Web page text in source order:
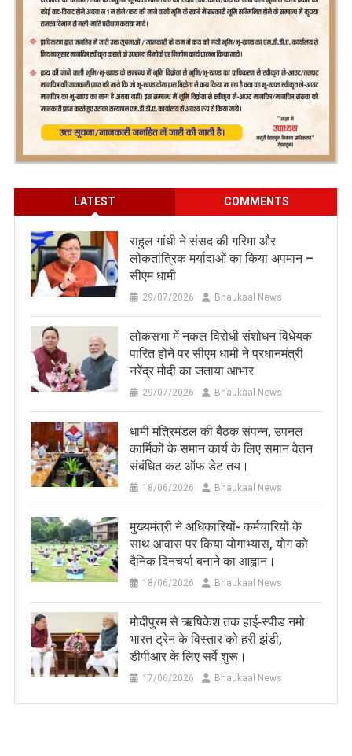
LATEST COMMENTS
राहुल गांधी ने संसद की गरिमा और
लोकतांत्रिक मर्यादाओं का किया अपमान –
सीएम धामी
29/07/2026 Bhaukaal News
लोकसभा में नकल विरोधी संशोधन विधेयक
पारित होने पर सीएम धामी ने प्रधानमंत्री
नरेंद्र मोदी का जताया आभार
29/07/2026 Bhaukaal News
धामी मंत्रिमंडल की बैठक संपन्न, उपनल
कार्मिकों के समान कार्य के लिए समान वेतन
संबंधित कट ऑफ डेट तय।
18/06/2026 Bhaukaal News
मुख्यमंत्री ने अधिकारियों- कर्मचारियों के
साथ आवास पर किया योगाभ्यास, योग को
दैनिक दिनचर्या बनाने का आह्वान।
18/06/2026 Bhaukaal News
मोदीपुरम से ऋषिकेश तक हाई‑स्पीड नमो
भारत ट्रेन के विस्तार को हरी झंडी,
डीपीआर के लिए सर्वे शुरू।
17/06/2026 Bhaukaal News